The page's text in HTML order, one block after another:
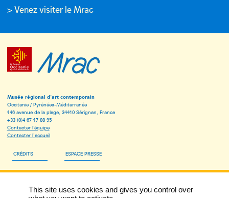
> Venez visiter le Mrac
Musée régional d’art contemporain
Occitanie / Pyrénées-Méditerranée
146 avenue de la plage, 34410 Sérignan, France
+33 (0)4 67 17 88 95
Contacter l’équipe
Contacter l’accueil
CRÉDITS ESPACE PRESSE
ESPACE PÉDAGOGIQUE
INSCRIVEZ-VOUS À LA NEWSLETTER DU MRAC
This site uses cookies and gives you control over